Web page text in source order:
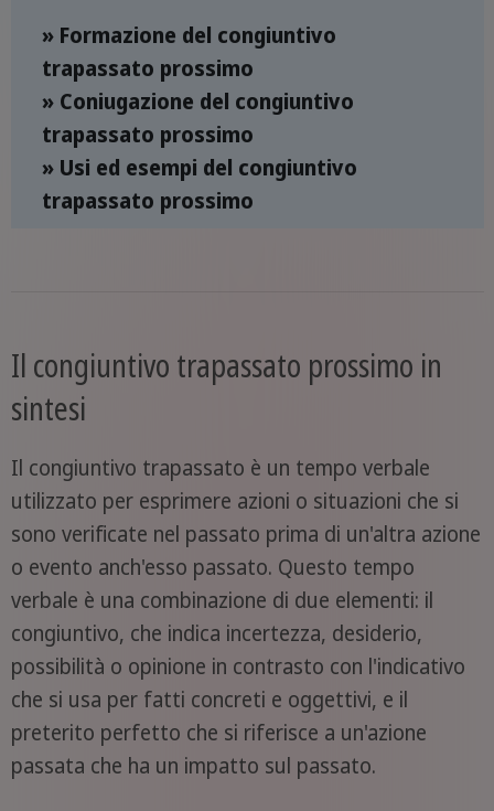
» Formazione del congiuntivo
trapassato prossimo
» Coniugazione del congiuntivo
trapassato prossimo
» Usi ed esempi del congiuntivo
trapassato prossimo
Il congiuntivo trapassato prossimo in
sintesi
Il congiuntivo trapassato è un tempo verbale
utilizzato per esprimere azioni o situazioni che si
sono verificate nel passato prima di un'altra azione
o evento anch'esso passato. Questo tempo
verbale è una combinazione di due elementi: il
congiuntivo, che indica incertezza, desiderio,
possibilità o opinione in contrasto con l'indicativo
che si usa per fatti concreti e oggettivi, e il
preterito perfetto che si riferisce a un'azione
passata che ha un impatto sul passato.